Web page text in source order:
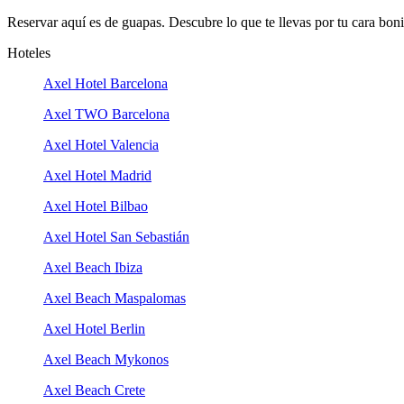
Reservar aquí es de guapas. Descubre lo que te llevas por tu cara
Hoteles
Axel Hotel Barcelona
Axel TWO Barcelona
Axel Hotel Valencia
Axel Hotel Madrid
Axel Hotel Bilbao
Axel Hotel San Sebastián
Axel Beach Ibiza
Axel Beach Maspalomas
Axel Hotel Berlin
Axel Beach Mykonos
Axel Beach Crete